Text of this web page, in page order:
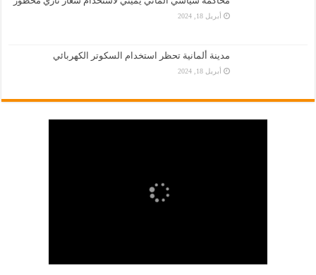
أبريل 18, 2024
مدينة ألمانية تحظر استخدام السكوتر الكهربائي
أبريل 18, 2024